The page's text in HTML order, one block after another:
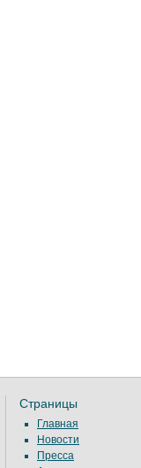
Страницы
Главная
Новости
Пресса